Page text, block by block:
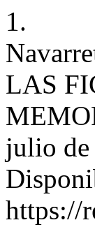
1.
LAS
julio de
https://